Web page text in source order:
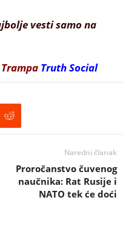
vesti samo na
Truth Social
Naredni članak
Proročanstvo čuvenog
naučnika: Rat Rusije i
NATO tek će doći